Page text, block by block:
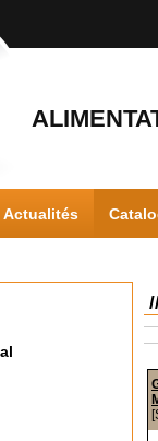
Actualités